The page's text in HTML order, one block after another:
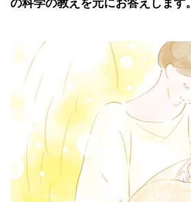
の科学の教えを元にお答えします。